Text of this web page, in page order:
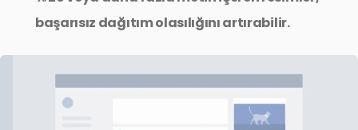
başarısız dağıtım olasılığını artırabilir.